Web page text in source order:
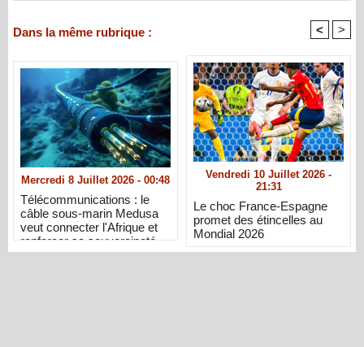
Dans la même rubrique : < >
Mercredi 8 Juillet 2026 - 00:48
Télécommunications : le
câble sous-marin Medusa
veut connecter l'Afrique et
renforcer sa souveraineté
numérique
Vendredi 10 Juillet 2026 -
21:31
Le choc France-Espagne
promet des étincelles au
Mondial 2026